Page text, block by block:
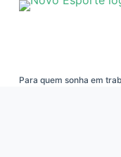
Pular
Para quem sonha em